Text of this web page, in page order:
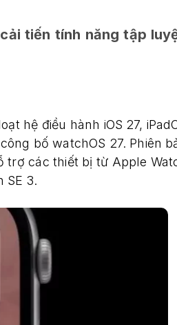
tiến tính năng tập
hệ điều hành iOS 27,
bố watchOS 27. Phiên
trợ các thiết bị từ Apple
SE 3.